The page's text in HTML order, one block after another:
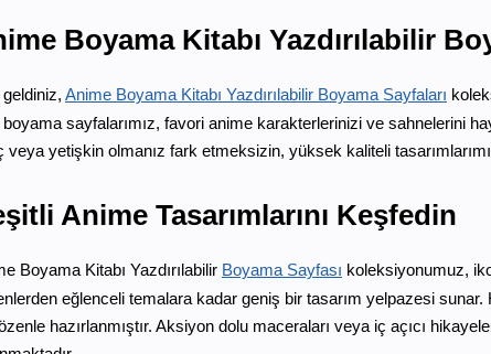
Boyama Kitabı Yazdırılabilir
Anime Boyama Kitabı Yazdırılabilir Boyama Sayfaları
boyama sayfalarımız, favori anime karakterlerinizi ve sahnelerini
veya yetişkin olmanız fark etmeksizin, yüksek kaliteli
Anime Tasarımlarını Keşfedin
Boyama Kitabı Yazdırılabilir Boyama Sayfası koleksiyonumuz,
eğlenceli temalara kadar geniş bir tasarım yelpazesi sunar.
hazırlanmıştır. Aksiyon dolu maceraları veya iç açıcı